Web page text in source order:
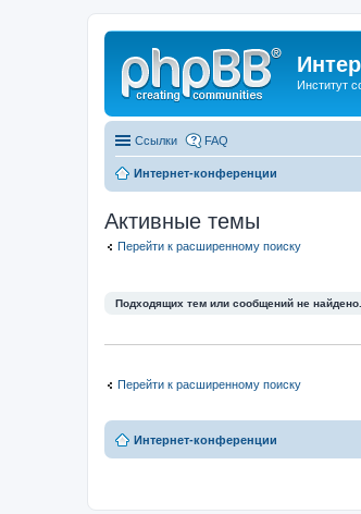
Институт
Ссылки FAQ
Интернет-конференции
Активные темы
Перейти к расширенному поиску
Подходящих тем или сообщений не найдено.
Перейти к расширенному поиску
Интернет-конференции